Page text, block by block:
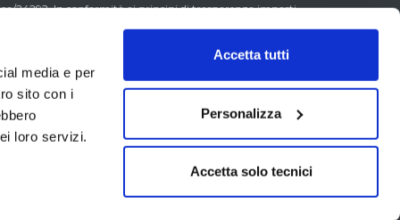
media e per
sito con i
loro servizi.
Accetta tutti
Personalizza
Accetta solo tecnici
24292. In conformità ai principi di trasparenza imposti
detenere, sebbene in percentuali minime tipiche di
del capitale, gli strumenti finanziari oggetto dei loro
di interesse con i lettori stessi. L’accesso al presente
delle presenti informazioni legali, dei Termini
Metodo, della Carta dei Doveri dell’Informazione
di Vendita laddove applicabili. Il materiale
titolo esemplificativo, dati di mercato, informazioni,
etc. (di seguito il “Contenuto”) ha finalità
né possono essere considerati offerta al